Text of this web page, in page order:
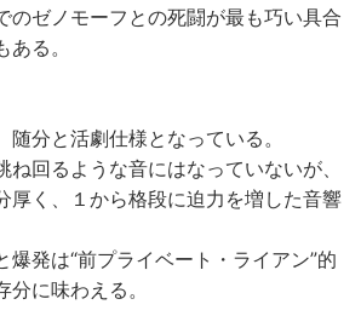
のゼノモーフとの死闘が最も巧い具合
る。
分と活劇仕様となっている。
ね回るような音にはなっていないが、
厚く、１から格段に迫力を増した音響
爆発は“前プライベート・ライアン”的
に味わえる。